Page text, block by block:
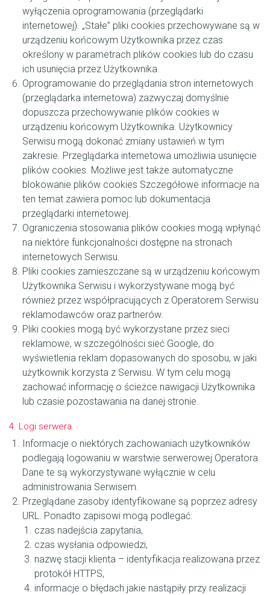
wyłączenia oprogramowania (przeglądarki
internetowej). „Stałe” pliki cookies przechowywane są w
urządzeniu końcowym Użytkownika przez czas
określony w parametrach plików cookies lub do czasu
ich usunięcia przez Użytkownika.
Oprogramowanie do przeglądania stron internetowych
(przeglądarka internetowa) zazwyczaj domyślnie
dopuszcza przechowywanie plików cookies w
urządzeniu końcowym Użytkownika. Użytkownicy
Serwisu mogą dokonać zmiany ustawień w tym
zakresie. Przeglądarka internetowa umożliwia usunięcie
plików cookies. Możliwe jest także automatyczne
blokowanie plików cookies Szczegółowe informacje na
ten temat zawiera pomoc lub dokumentacja
przeglądarki internetowej.
Ograniczenia stosowania plików cookies mogą wpłynąć
na niektóre funkcjonalności dostępne na stronach
internetowych Serwisu.
Pliki cookies zamieszczane są w urządzeniu końcowym
Użytkownika Serwisu i wykorzystywane mogą być
również przez współpracujących z Operatorem Serwisu
reklamodawców oraz partnerów.
Pliki cookies mogą być wykorzystane przez sieci
reklamowe, w szczególności sieć Google, do
wyświetlenia reklam dopasowanych do sposobu, w jaki
użytkownik korzysta z Serwisu. W tym celu mogą
zachować informację o ścieżce nawigacji Użytkownika
lub czasie pozostawania na danej stronie.
4. Logi serwera.
Informacje o niektórych zachowaniach użytkowników
podlegają logowaniu w warstwie serwerowej Operatora.
Dane te są wykorzystywane wyłącznie w celu
administrowania Serwisem.
Przeglądane zasoby identyfikowane są poprzez adresy
URL. Ponadto zapisowi mogą podlegać:
czas nadejścia zapytania,
czas wysłania odpowiedzi,
nazwę stacji klienta – identyfikacja realizowana przez
protokół HTTPS,
informacje o błędach jakie nastąpiły przy realizacji